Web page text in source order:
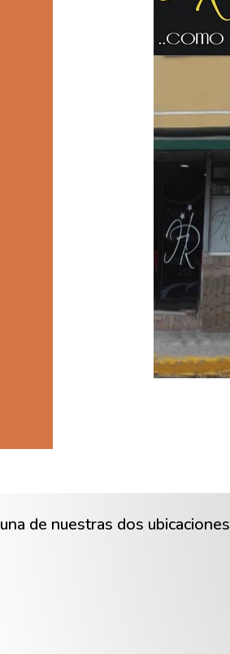
de nuestras dos ubicaciones